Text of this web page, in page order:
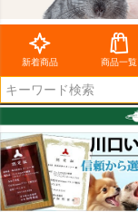
新着商品 商品一覧